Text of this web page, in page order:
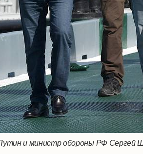
и министр обороны РФ Сергей